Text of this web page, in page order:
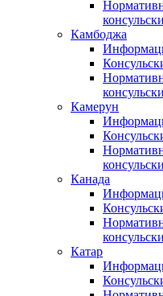
Камбоджа
Камерун
Канада
Катар